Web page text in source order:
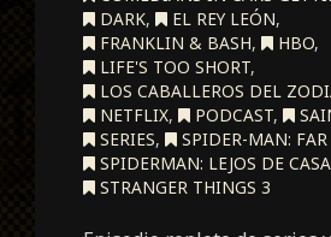
DARK, EL REY LEÓN,
FRANKLIN & BASH, HBO,
LIFE'S TOO SHORT,
LOS CABALLEROS DEL
NETFLIX, PODCAST,
SERIES, SPIDER-MAN:
SPIDERMAN: LEJOS DE CASA
STRANGER THINGS 3